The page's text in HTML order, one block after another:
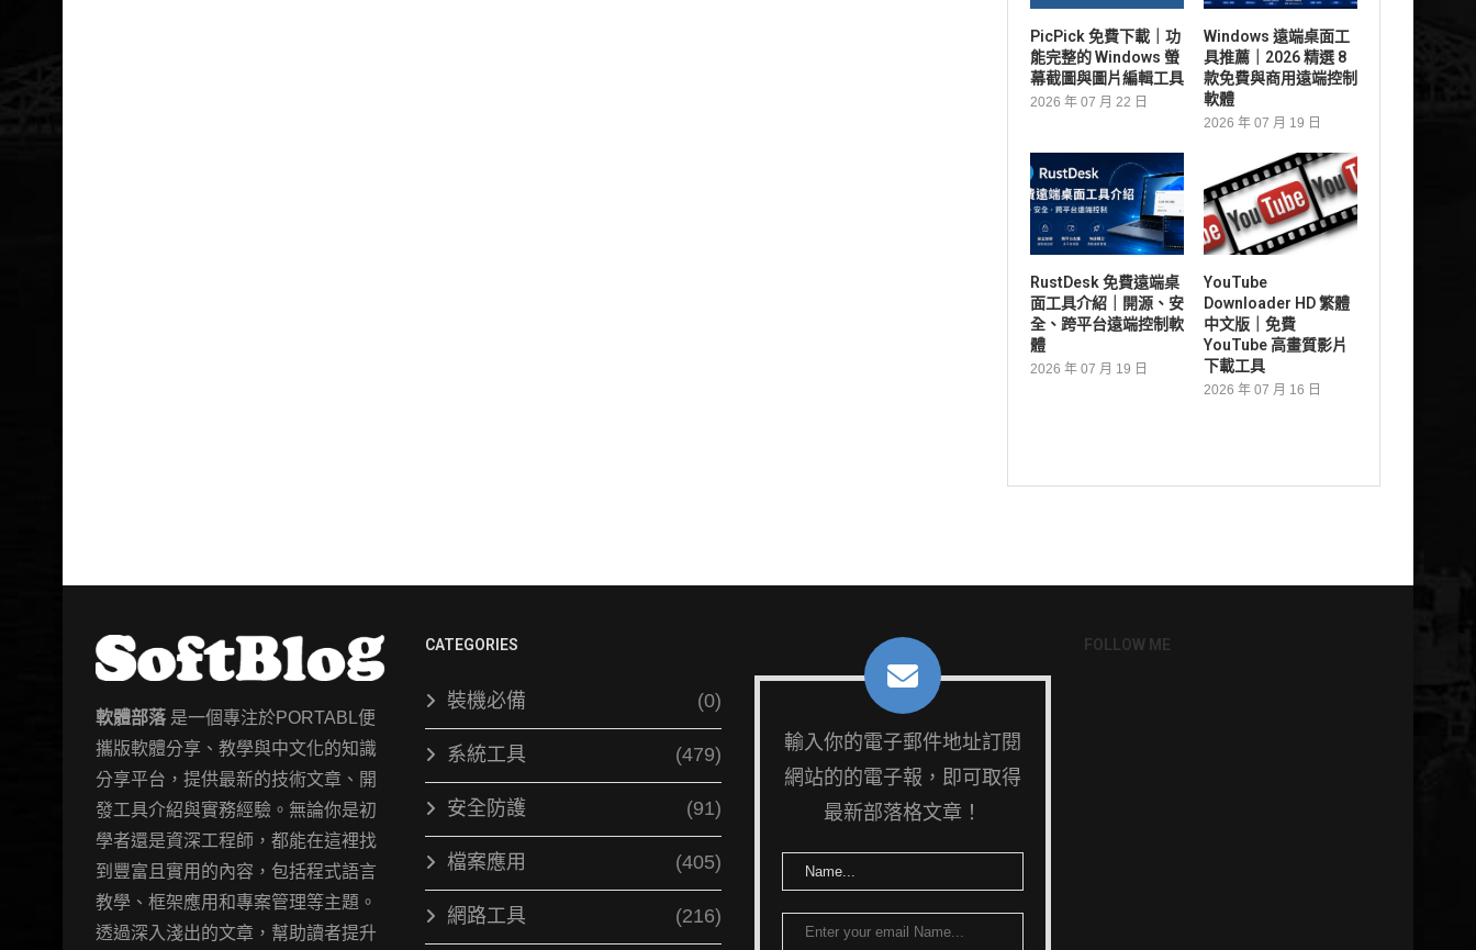
PicPick 免費下載｜功
能完整的 Windows 螢
幕截圖與圖片編輯工具
2026 年 07 月 22 日
Windows 遠端桌面工
具推薦｜2026 精選 8
款免費與商用遠端控制
軟體
2026 年 07 月 19 日
RustDesk 免費遠端桌
面工具介紹｜開源、安
全、跨平台遠端控制軟
體
2026 年 07 月 19 日
YouTube
Downloader HD 繁體
中文版｜免費
YouTube 高畫質影片
下載工具
2026 年 07 月 16 日
軟體部落是一個專注於PORTABL便
攜版軟體分享、教學與中文化的知識
分享平台，提供最新的技術文章、開
發工具介紹與實務經驗。無論你是初
學者還是資深工程師，都能在這裡找
到豐富且實用的內容，包括程式語言
教學、框架應用和專案管理等主題。
透過深入淺出的文章，幫助讀者提升
CATEGORIES
裝機必備 (0)
系統工具 (479)
安全防護 (91)
檔案應用 (405)
網路工具 (216)
輸入你的電子郵件地址訂閱
網站的的電子報，即可取得
最新部落格文章！
FOLLOW ME